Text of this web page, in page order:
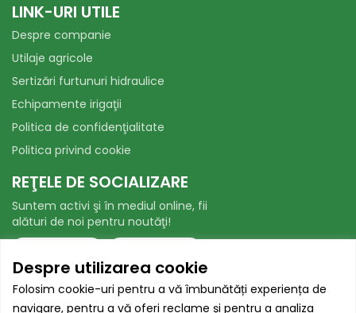
Despre utilizarea cookie
Folosim cookie-uri pentru a vă îmbunătăți experiența de
navigare, pentru a vă oferi reclame și pentru a analiza
LINK-URI UTILE
Despre companie
Utilaje agricole
Sertizări furtunuri hidraulice
Echipamente irigaţii
Politica de confidenţialitate
Politica privind cookie
REŢELE DE SOCIALIZARE
Suntem activi şi în mediul online, fii
alături de noi pentru noutăţi!
AUTORITATEA NAȚIONALĂ PENTRU
PROTECȚIA CONSUMATORILOR